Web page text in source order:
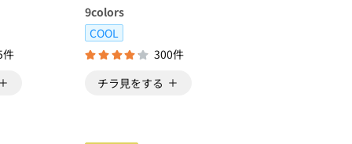
件
9colors
COOL
300件
チラ見をする